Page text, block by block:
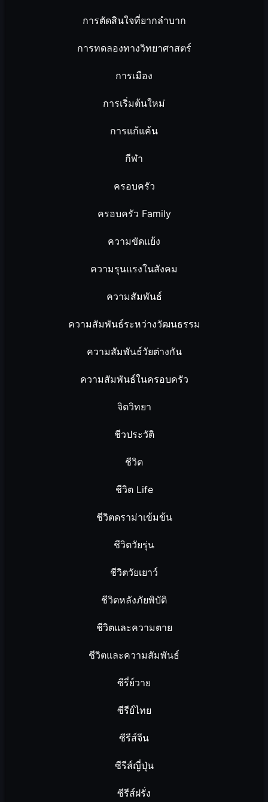
การตัดสินใจที่ยากลำบาก
การทดลองทางวิทยาศาสตร์
การเมือง
การเริ่มต้นใหม่
การแก้แค้น
กีฬา
ครอบครัว
ครอบครัว Family
ความขัดแย้ง
ความรุนแรงในสังคม
ความสัมพันธ์
ความสัมพันธ์ระหว่างวัฒนธรรม
ความสัมพันธ์วัยต่างกัน
ความสัมพันธ์ในครอบครัว
จิตวิทยา
ชีวประวัติ
ชีวิต
ชีวิต Life
ชีวิตดราม่าเข้มข้น
ชีวิตวัยรุ่น
ชีวิตวัยเยาว์
ชีวิตหลังภัยพิบัติ
ชีวิตและความตาย
ชีวิตและความสัมพันธ์
ซีรี่ย์วาย
ซีรีย์ไทย
ซีรีส์จีน
ซีรีส์ญี่ปุ่น
ซีรีส์ฝรั่ง